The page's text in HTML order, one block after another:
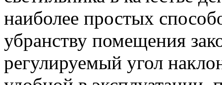
наиболее простых
убранству помещения
регулируемый угол